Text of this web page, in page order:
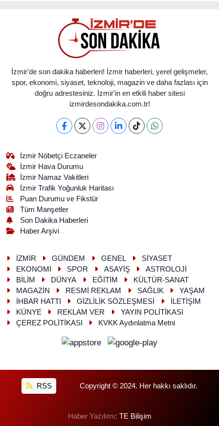
İzmir'de son dakika haberleri! İzmir haberleri, yerel gelişmeler,
spor, ekonomi, siyaset, teknoloji, magazin ve daha fazlası için
doğru adrestesiniz. İzmir'in en etkili haber sitesi
izmirdesondakika.com.tr!
İzmir Nöbetçi Eczaneler
İzmir Hava Durumu
İzmir Namaz Vakitleri
İzmir Trafik Yoğunluk Haritası
Puan Durumu ve Fikstür
Tüm Manşetler
Son Dakika Haberleri
Haber Arşivi
İZMİR GÜNDEM GENEL
SİYASET
EKONOMİ
SPOR ASAYİŞ
ASTROLOJİ
BİLİM
DÜNYA EĞİTİM
KÜLTÜR-SANAT
MAGAZİN
RESMİ REKLAM SAĞLIK
YAŞAM
İHBAR HATTI
GİZLİLİK SÖZLEŞMESİ
İLETİŞİM
KÜNYE
REKLAM VER
YAYIN POLİTİKASI
ÇEREZ POLİTİKASI
KVKK Aydınlatma Metni
RSS Copyright © 2024. Her hakkı saklıdır.
Haber Yazılımı: TE Bilişim